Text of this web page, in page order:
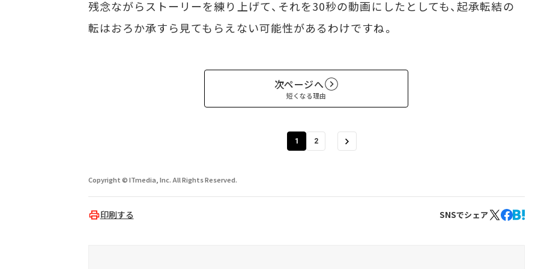
残念ながらストーリーを練り上げて、それを30秒の動画にしたとしても、起承転結の
転はおろか承すら見てもらえない可能性があるわけですね。
次ページへ
短くなる理由
1 2
Copyright © ITmedia, Inc. All Rights Reserved.
印刷する SNSでシェア